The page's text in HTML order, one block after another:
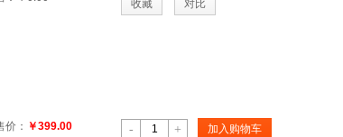
收藏 对比
- + 加入购物车
价： ￥399.00